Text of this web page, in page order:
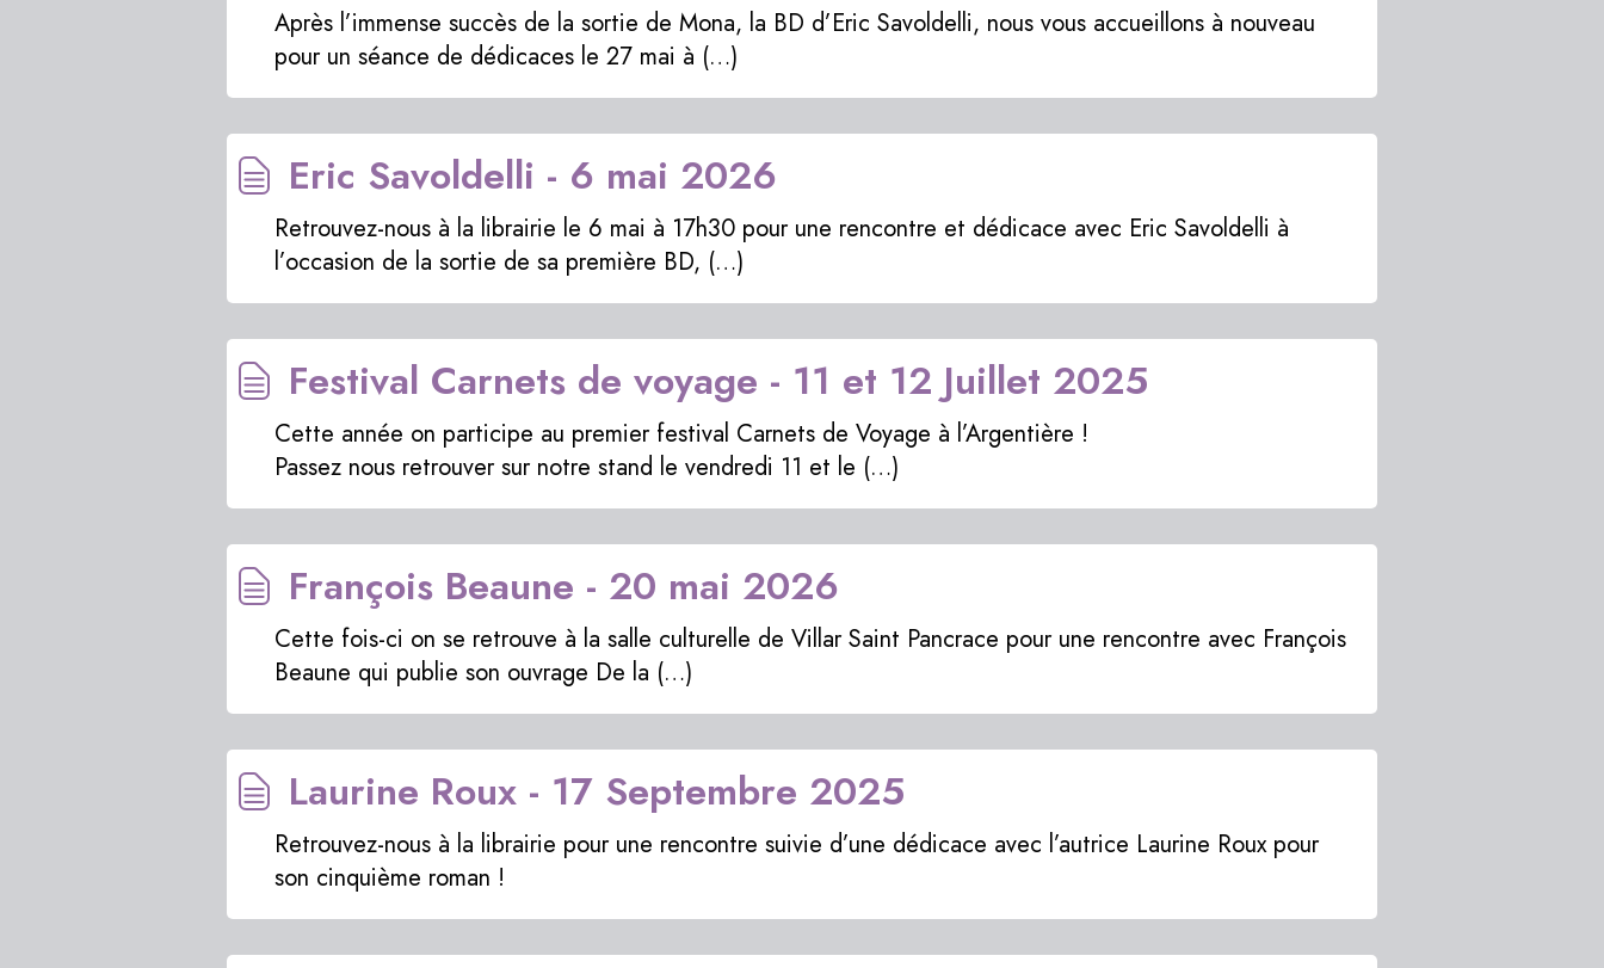
Après l’immense succès de la sortie de Mona, la BD d’Eric Savoldelli, nous vous accueillons à nouveau
pour un séance de dédicaces le 27 mai à (…)
Eric Savoldelli - 6 mai 2026
Retrouvez-nous à la librairie le 6 mai à 17h30 pour une rencontre et dédicace avec Eric Savoldelli à
l’occasion de la sortie de sa première BD, (…)
Festival Carnets de voyage - 11 et 12 Juillet 2025
Cette année on participe au premier festival Carnets de Voyage à l’Argentière !
Passez nous retrouver sur notre stand le vendredi 11 et le (…)
François Beaune - 20 mai 2026
Cette fois-ci on se retrouve à la salle culturelle de Villar Saint Pancrace pour une rencontre avec François
Beaune qui publie son ouvrage De la (…)
Laurine Roux - 17 Septembre 2025
Retrouvez-nous à la librairie pour une rencontre suivie d’une dédicace avec l’autrice Laurine Roux pour
son cinquième roman !